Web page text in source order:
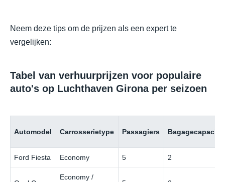
Neem deze tips om de prijzen als een expert te
vergelijken:
Tabel van verhuurprijzen voor populaire
auto's op Luchthaven Girona per seizoen
Automodel Carrosserietype Passagiers
Ford Fiesta Economy 5 2
Economy /